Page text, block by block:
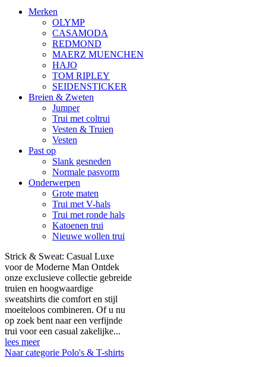
Merken
OLYMP
CASAMODA
REDMOND
MAERZ MUENCHEN
HAJO
TOM RIPLEY
SEIDENSTICKER
Breien & Zweten
Jumper
Trui met coltrui
Vesten & Truien
Vesten
Past op
Slank gesneden
Normale pasvorm
Onderwerpen
Grote maten
Trui met V-hals
Trui met ronde hals
Katoenen trui
Nieuwe wollen trui
Strick & Sweat: Casual Luxe
voor de Moderne Man Ontdek
onze exclusieve collectie gebreide
truien en hoogwaardige
sweatshirts die comfort en stijl
moeiteloos combineren. Of u nu
op zoek bent naar een verfijnde
trui voor een casual zakelijke...
lees meer
Naar categorie Polo's & T-shirts